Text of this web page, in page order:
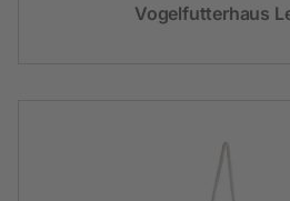
Vogelfutterhaus